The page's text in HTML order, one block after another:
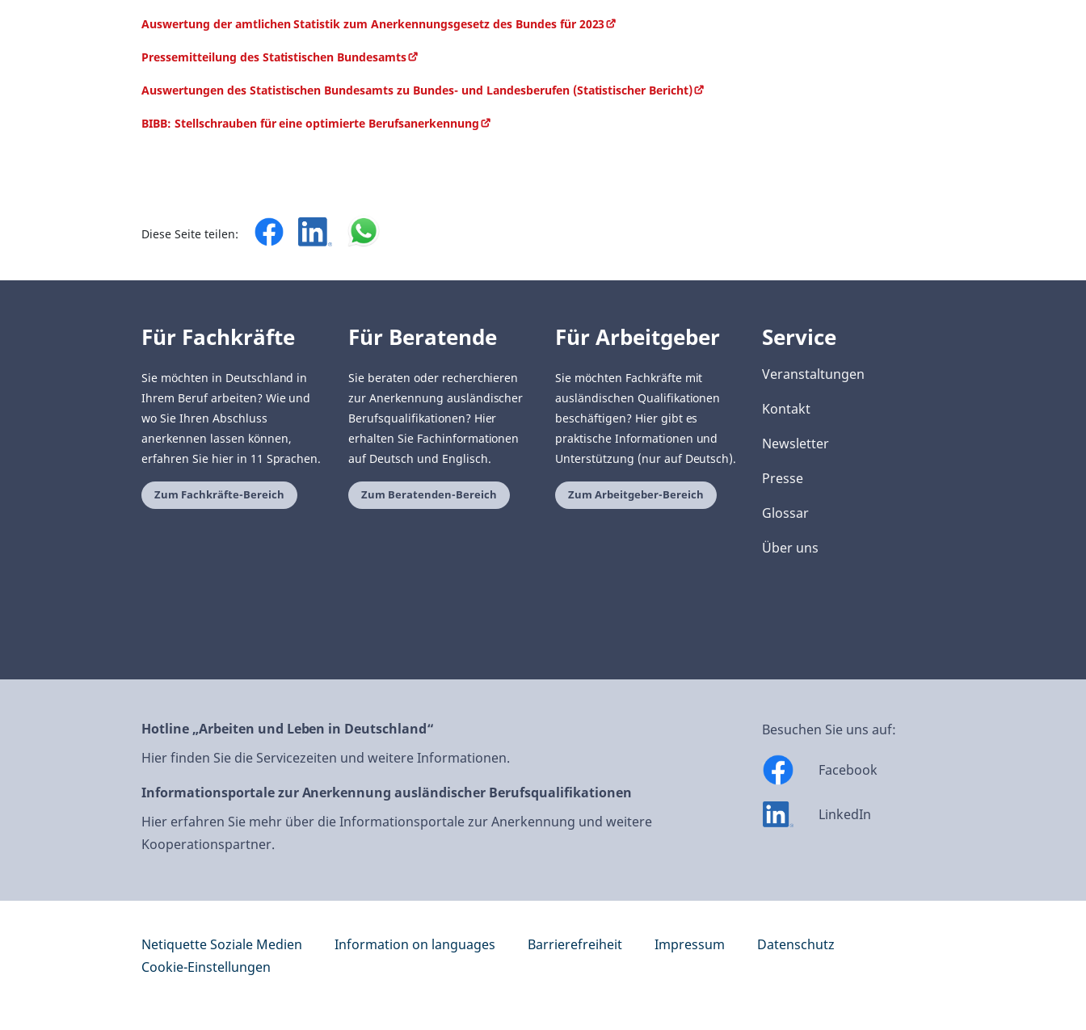
Auswertung der amtlichen Statistik zum Anerkennungsgesetz des Bundes für 2023
Pressemitteilung des Statistischen Bundesamts
Auswertungen des Statistischen Bundesamts zu Bundes- und Landesberufen (Statistischer Bericht)
BIBB: Stellschrauben für eine optimierte Berufsanerkennung
Diese Seite teilen:
Für Fachkräfte
Sie möchten in Deutschland in
Ihrem Beruf arbeiten? Wie und
wo Sie Ihren Abschluss
anerkennen lassen können,
erfahren Sie hier in 11 Sprachen.
Zum Fachkräfte-Bereich
Für Beratende
Sie beraten oder recherchieren
zur Anerkennung ausländischer
Berufsqualifikationen? Hier
erhalten Sie Fachinformationen
auf Deutsch und Englisch.
Zum Beratenden-Bereich
Für Arbeitgeber
Sie möchten Fachkräfte mit
ausländischen Qualifikationen
beschäftigen? Hier gibt es
praktische Informationen und
Unterstützung (nur auf Deutsch).
Zum Arbeitgeber-Bereich
Service
Veranstaltungen
Kontakt
Newsletter
Presse
Glossar
Über uns
Hotline „Arbeiten und Leben in Deutschland“
Hier finden Sie die Servicezeiten und weitere Informationen.
Informationsportale zur Anerkennung ausländischer Berufsqualifikationen
Hier erfahren Sie mehr über die Informationsportale zur Anerkennung und weitere
Kooperationspartner.
Besuchen Sie uns auf:
Facebook
LinkedIn
Netiquette Soziale Medien Information on languages Barrierefreiheit Impressum
Datenschutz
Cookie-Einstellungen